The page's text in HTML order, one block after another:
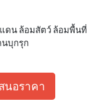
ดน ล้อมสัตว์ ล้อมพื้นที่
บุกรุก
นอราคา